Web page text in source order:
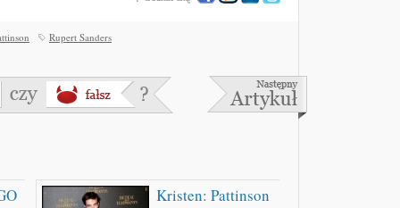
Rupert Sanders
Kristen: Pattinson